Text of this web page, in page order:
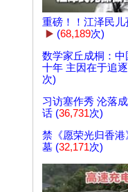
重磅！！江泽民儿
▶️ (68,189次)
数学家丘成桐：中
十年 主因在于追
次)
习访塞作秀 沦落
话 (36,731次)
禁《愿荣光归香
墓 (32,171次)